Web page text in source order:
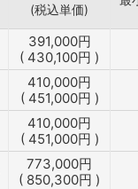
(税込単価)
391,000円
( 430,100円 )
410,000円
( 451,000円 )
410,000円
( 451,000円 )
773,000円
( 850,300円 )